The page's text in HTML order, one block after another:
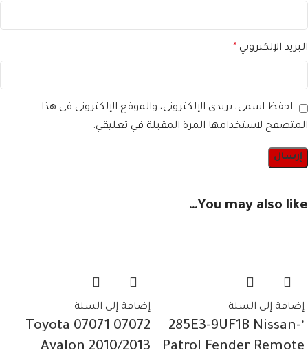
البريد الإلكتروني *
احفظ اسمي، بريدي الإلكتروني، والموقع الإلكتروني في هذا
المتصفح لاستخدامها المرة المقبلة في تعليقي.
You may also like…
إضافة إلى السلة
‘-285E3-9UF1B Nissan
Patrol Fender Remote
إضافة إلى السلة
07072 07071 Toyota
Avalon 2010/2013